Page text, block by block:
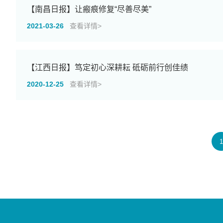
【南昌日报】让瘢痕修复“尽善尽美”
2021-03-26 查看详情>
【江西日报】笃定初心深耕耘 砥砺前行创佳绩
2020-12-25 查看详情>
1